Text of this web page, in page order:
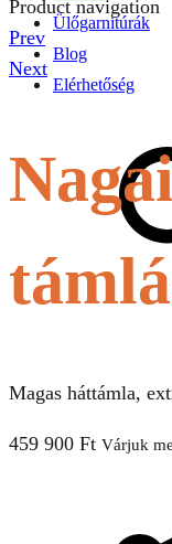
Ülőgarnitúrák
Blog
Elérhetőség
Product navigation
Prev
Next
Magas háttámla,
459 900 Ft Várjuk